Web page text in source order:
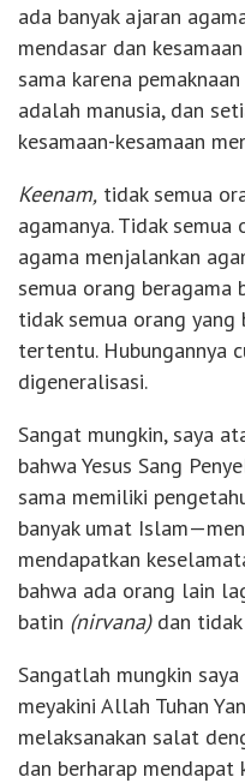
ada banyak ajaran
mendasar dan
sama karena
adalah manusia, dan
kesamaan-kesamaan
Keenam, tidak semua
agamanya. Tidak
agama menjalankan
semua orang beragama
tidak semua orang
tertentu. Hubungannya
digeneralisasi.
Sangat mungkin, saya
bahwa Yesus Sang
sama memiliki
banyak umat
mendapatkan
bahwa ada orang lain
batin (nirvana)dan tidak
Sangatlah mungkin
meyakini Allah Tuhan
melaksanakan salat
dan berharap mendapat